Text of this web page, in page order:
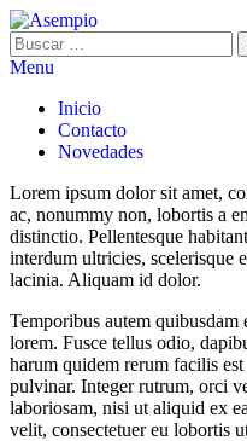
Asempio
Menu
Inicio
Contacto
Novedades
Lorem ipsum dolor sit amet,
ac, nonummy non, lobortis a
distinctio. Pellentesque
interdum ultricies, scelerisque
lacinia. Aliquam id dolor.
Temporibus autem quibusdam
lorem. Fusce tellus odio,
harum quidem rerum facilis
pulvinar. Integer rutrum, orci
laboriosam, nisi ut aliquid ex
velit, consectetuer eu lobortis